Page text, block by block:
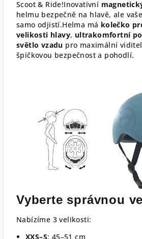
Scoot & Ride!Inovativní
helmu bezpečně na hlavě, ale
samo odjistí.Helma má kolečko
velikosti hlavy, ultrakomfortní
světlo vzadu pro maximální
špičkovou bezpečnost a pohodlí.
Vyberte správnou
Nabízíme 3 velikosti:
XXS–S: 45–51 cm